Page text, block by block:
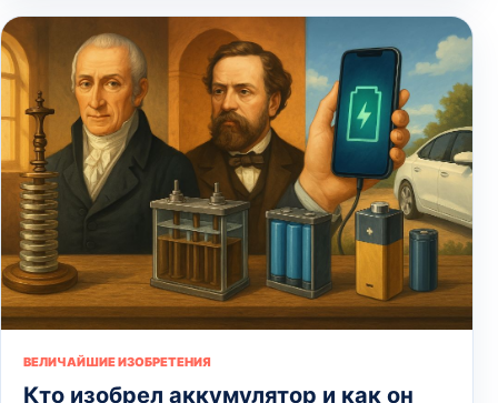
ВЕЛИЧАЙШИЕ ИЗОБРЕТЕНИЯ
Кто изобрел аккумулятор и как он